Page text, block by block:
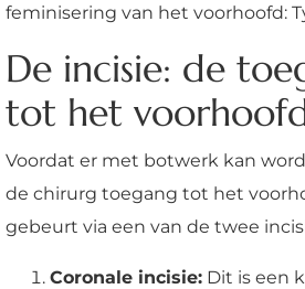
feminisering van het voorhoofd:
De incisie: de
tot het
Voordat er met botwerk kan
de chirurg toegang tot het
gebeurt via een van de twee
Coronale incisie: Dit is een